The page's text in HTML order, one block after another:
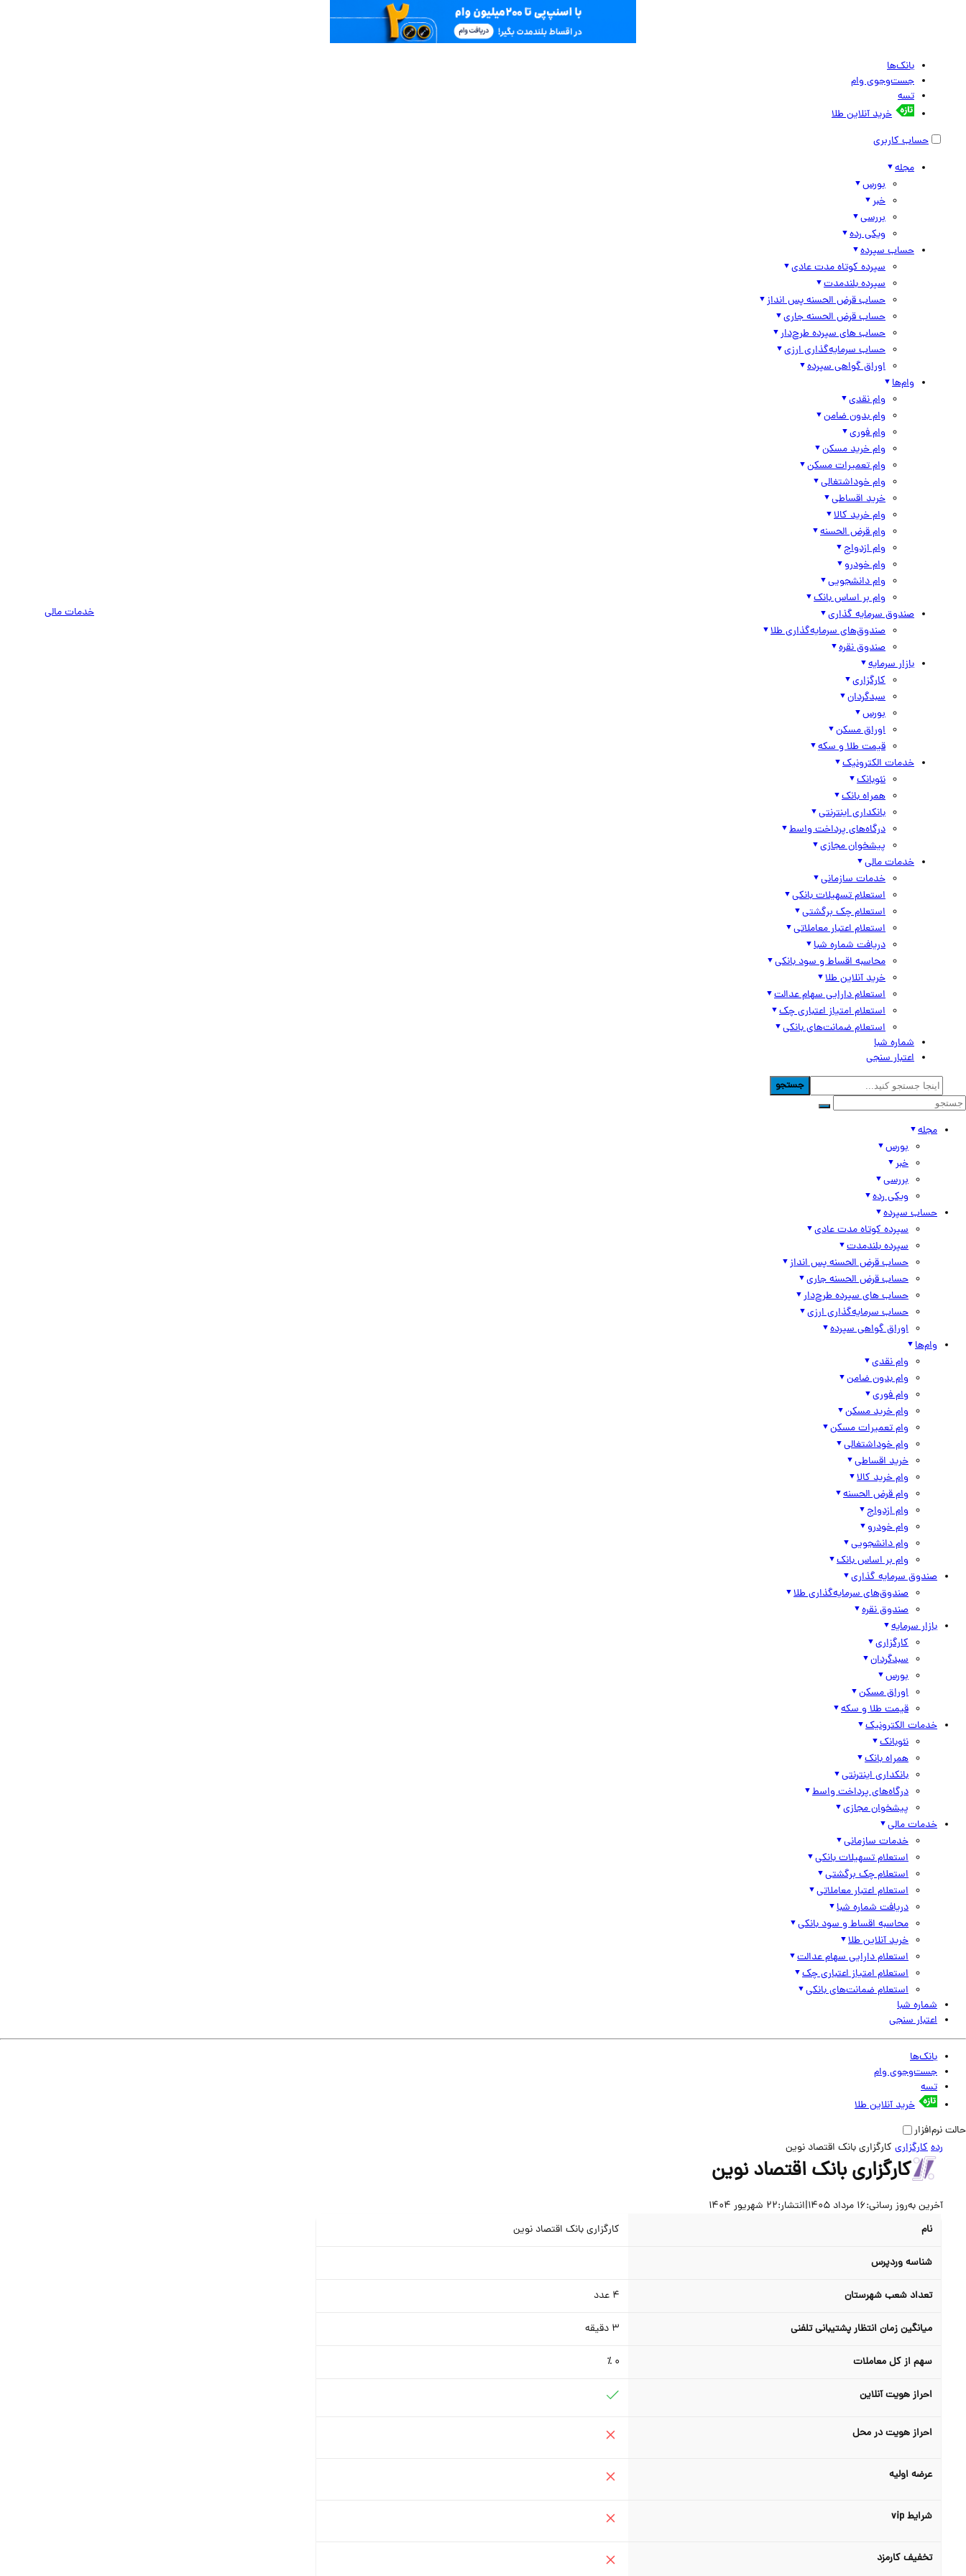
بانک‌ها
جست‌وجوی وام
تسه
خرید آنلاین طلا
حساب کاربری
مجله
بورس
خبر
بررسی
ویکی رده
حساب سپرده
سپرده کوتاه مدت عادی
سپرده بلندمدت
حساب قرض الحسنه پس انداز
حساب قرض الحسنه جاری
حساب های سپرده طرح‌دار
حساب سرمایه‌گذاری ارزی
اوراق گواهی سپرده
وام‌ها
وام نقدی
وام بدون ضامن
وام فوری
وام خرید مسکن
وام تعمیرات مسکن
وام خوداشتغالی
خرید اقساطی
وام خرید کالا
وام قرض الحسنه
وام ازدواج
وام خودرو
وام دانشجویی
وام بر اساس بانک
صندوق سرمایه گذاری
صندوق‌های سرمایه‌گذاری طلا
صندوق نقره
بازار سرمایه
کارگزاری
سبدگردان
بورس
اوراق مسکن
قیمت طلا و سکه
خدمات الکترونیک
نئوبانک
همراه بانک
بانکداری اینترنتی
درگاه‌های پرداخت واسط
پیشخوان مجازی
خدمات مالی
خدمات سازمانی
استعلام تسهیلات بانکی
استعلام چک برگشتی
استعلام اعتبار معاملاتی
دریافت شماره شبا
محاسبه اقساط و سود بانکی
خرید آنلاین طلا
استعلام دارایی سهام عدالت
استعلام امتیاز اعتباری چک
استعلام ضمانت‌های بانکی
شماره شبا
اعتبار سنجی
خدمات مالی
جستجو
مجله
بورس
خبر
بررسی
ویکی رده
حساب سپرده
سپرده کوتاه مدت عادی
سپرده بلندمدت
حساب قرض الحسنه پس انداز
حساب قرض الحسنه جاری
حساب های سپرده طرح‌دار
حساب سرمایه‌گذاری ارزی
اوراق گواهی سپرده
وام‌ها
وام نقدی
وام بدون ضامن
وام فوری
وام خرید مسکن
وام تعمیرات مسکن
وام خوداشتغالی
خرید اقساطی
وام خرید کالا
وام قرض الحسنه
وام ازدواج
وام خودرو
وام دانشجویی
وام بر اساس بانک
صندوق سرمایه گذاری
صندوق‌های سرمایه‌گذاری طلا
صندوق نقره
بازار سرمایه
کارگزاری
سبدگردان
بورس
اوراق مسکن
قیمت طلا و سکه
خدمات الکترونیک
نئوبانک
همراه بانک
بانکداری اینترنتی
درگاه‌های پرداخت واسط
پیشخوان مجازی
خدمات مالی
خدمات سازمانی
استعلام تسهیلات بانکی
استعلام چک برگشتی
استعلام اعتبار معاملاتی
دریافت شماره شبا
محاسبه اقساط و سود بانکی
خرید آنلاین طلا
استعلام دارایی سهام عدالت
استعلام امتیاز اعتباری چک
استعلام ضمانت‌های بانکی
شماره شبا
اعتبار سنجی
بانک‌ها
جست‌وجوی وام
تسه
خرید آنلاین طلا
حالت نرم‌افزار
ردهکارگزاری کارگزاری بانک اقتصاد نوین
کارگزاری بانک اقتصاد نوین
آخرین به‌روز رسانی:16 مرداد 1405 |انتشار:22 شهریور 1404
نام
کارگزاری بانک اقتصاد نوین
شناسه وردپرس
تعداد شعب شهرستان 4 عدد
میانگین زمان انتظار پشتیبانی تلفنی 3 دقیقه
سهم از کل معاملات 0 ٪
احراز هویت آنلاین
احراز هویت در محل
عرضه اولیه
شرایط vip
تخفیف کارمزد